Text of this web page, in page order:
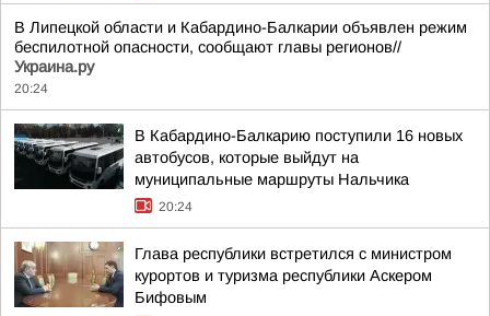
В Липецкой области и Кабардино-Балкарии объявлен режим
беспилотной опасности, сообщают главы регионов//
Украина.ру
20:24
В Кабардино-Балкарию поступили 16 новых
автобусов, которые выйдут на
муниципальные маршруты Нальчика
20:24
Глава республики встретился с министром
курортов и туризма республики Аскером
Бифовым